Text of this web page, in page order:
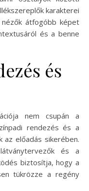
karakterei
nézők átfogóbb képet
és a benne
és
nem csupán a
rendezés és a
az előadás sikerében.
és a
biztosítja, hogy a
tükrözze a regény